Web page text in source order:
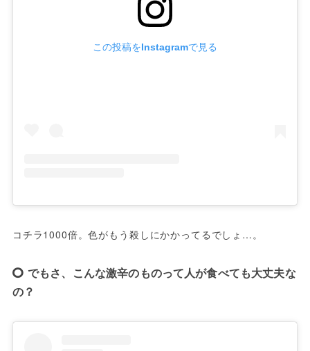
この投稿をInstagramで見る
コチラ1000倍。色がもう殺しにかかってるでしょ…。
でもさ、こんな激辛のものって人が食べても大丈夫な
の？